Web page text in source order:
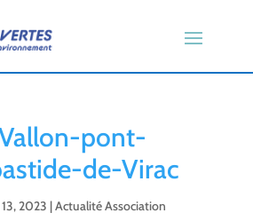
pont-
de-Virac
2023 |Actualité Association